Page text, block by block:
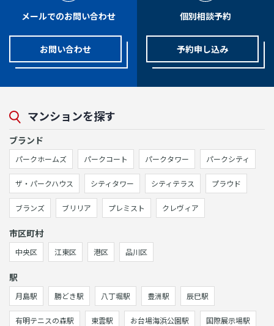
メールでのお問い合わせ
お問い合わせ
個別相談予約
予約申し込み
マンションを探す
ブランド
パークホームズ パークコート パークタワー パークシティ
ザ・パークハウス シティタワー シティテラス プラウド
ブランズ ブリリア プレミスト クレヴィア
市区町村
中央区 江東区 港区 品川区
駅
月島駅 勝どき駅 八丁堀駅 豊洲駅 辰巳駅
有明テニスの森駅 東雲駅 お台場海浜公園駅 国際展示場駅